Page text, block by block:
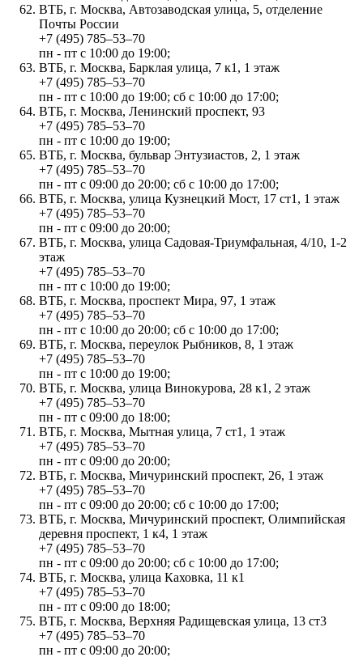
ВТБ, г. Москва, Автозаводская улица, 5, отделение
Почты России
+7 (495) 785‒53‒70
пн - пт с 10:00 до 19:00;
ВТБ, г. Москва, Барклая улица, 7 к1, 1 этаж
+7 (495) 785‒53‒70
пн - пт с 10:00 до 19:00; сб с 10:00 до 17:00;
ВТБ, г. Москва, Ленинский проспект, 93
+7 (495) 785‒53‒70
пн - пт с 10:00 до 19:00;
ВТБ, г. Москва, бульвар Энтузиастов, 2, 1 этаж
+7 (495) 785‒53‒70
пн - пт с 09:00 до 20:00; сб с 10:00 до 17:00;
ВТБ, г. Москва, улица Кузнецкий Мост, 17 ст1, 1 этаж
+7 (495) 785‒53‒70
пн - пт с 09:00 до 20:00;
ВТБ, г. Москва, улица Садовая-Триумфальная, 4/10, 1-2
этаж
+7 (495) 785‒53‒70
пн - пт с 10:00 до 19:00;
ВТБ, г. Москва, проспект Мира, 97, 1 этаж
+7 (495) 785‒53‒70
пн - пт с 10:00 до 20:00; сб с 10:00 до 17:00;
ВТБ, г. Москва, переулок Рыбников, 8, 1 этаж
+7 (495) 785‒53‒70
пн - пт с 10:00 до 19:00;
ВТБ, г. Москва, улица Винокурова, 28 к1, 2 этаж
+7 (495) 785‒53‒70
пн - пт с 09:00 до 18:00;
ВТБ, г. Москва, Мытная улица, 7 ст1, 1 этаж
+7 (495) 785‒53‒70
пн - пт с 09:00 до 20:00;
ВТБ, г. Москва, Мичуринский проспект, 26, 1 этаж
+7 (495) 785‒53‒70
пн - пт с 09:00 до 20:00; сб с 10:00 до 17:00;
ВТБ, г. Москва, Мичуринский проспект, Олимпийская
деревня проспект, 1 к4, 1 этаж
+7 (495) 785‒53‒70
пн - пт с 09:00 до 20:00; сб с 10:00 до 17:00;
ВТБ, г. Москва, улица Каховка, 11 к1
+7 (495) 785‒53‒70
пн - пт с 09:00 до 18:00;
ВТБ, г. Москва, Верхняя Радищевская улица, 13 ст3
+7 (495) 785‒53‒70
пн - пт с 09:00 до 20:00;